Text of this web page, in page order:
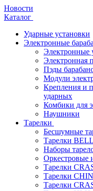
Новости
Каталог
Ударные установки
Электронные
Электронные
Электронная
Пэды
Модули
Крепления и
ударных
Комбики для
Наушники
Тарелки
Бесшумные
Тарелки BELL
Наборы
Оркестровые
Тарелки
Тарелки
Тарелки